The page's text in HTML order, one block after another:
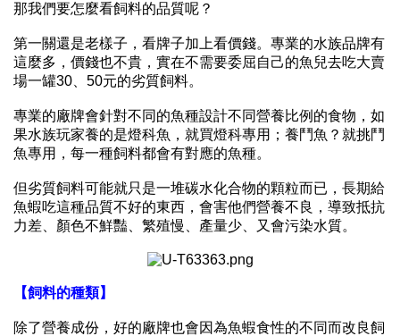
那我們要怎麼看飼料的品質呢？
第一關還是老樣子，看牌子加上看價錢。專業的水族品牌有
這麼多，價錢也不貴，實在不需要委屈自己的魚兒去吃大賣
場一罐30 50元的劣質飼料。
專業的廠牌會針對不同的魚種設計不同營養比例的食物，如
果水族玩家養的是燈科魚，就買燈科專用；養鬥魚？就挑鬥
魚專用，每一種飼料都會有對應的魚種。
但劣質飼料可能就只是一堆碳水化合物的顆粒而已，長期給
魚蝦吃這種品質不好的東西，會害他們營養不良，導致抵抗
力差、顏色不鮮豔、繁殖慢、產量少、又會污染水質。
【飼料的種類】
除了營養成份，好的廠牌也會因為魚蝦食性的不同而改良飼